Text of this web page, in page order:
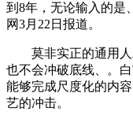
到8年，无论输入的是
网3月22日报道。
莫非实正的通用人
也不会冲破底线、。
能够完成尺度化的内
艺的冲击。